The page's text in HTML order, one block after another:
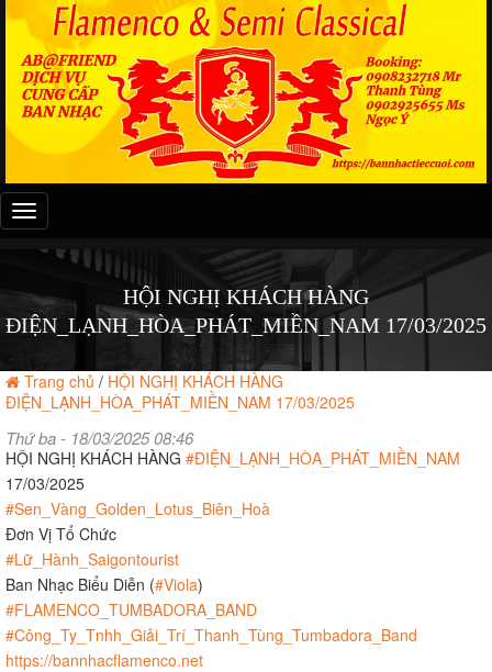
Đây
là
menu
HỘI NGHỊ KHÁCH HÀNG
ĐIỆN_LẠNH_HÒA_PHÁT_MIỀN_NAM 17/03/2025
Trang chủ / HỘI NGHỊ KHÁCH HÀNG
ĐIỆN_LẠNH_HÒA_PHÁT_MIỀN_NAM 17/03/2025
Thứ ba - 18/03/2025 08:46
HỘI NGHỊ KHÁCH HÀNG #ĐIỆN_LẠNH_HÒA_PHÁT_MIỀN_NAM
17/03/2025
#Sen_Vàng_Golden_Lotus_Biên_Hoà
Đơn Vị Tổ Chức
#Lữ_Hành_Saigontourist
Ban Nhạc Biểu Diễn (#Viola)
#FLAMENCO_TUMBADORA_BAND
#Công_Ty_Tnhh_Giải_Trí_Thanh_Tùng_Tumbadora_Band
https://bannhacflamenco.net